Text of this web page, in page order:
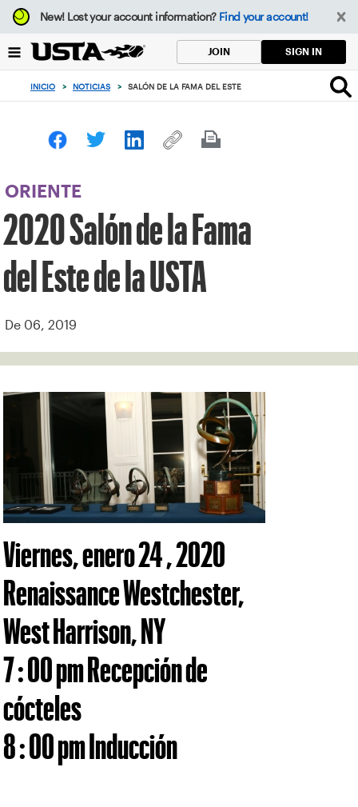
Enfoque
desde
botón
volver
principio
New!Lost your account information? Find your account!
JOIN SIGN IN
INICIO > NOTICIAS > SALÓN DE LA FAMA DEL ESTE
ORIENTE
2020 Salón de la Fama
del Este de la USTA
De 06, 2019
Viernes, enero 24 , 2020
Renaissance Westchester,
West Harrison, NY
7 : 00 pm Recepción de
cócteles
8 : 00 pm Inducción